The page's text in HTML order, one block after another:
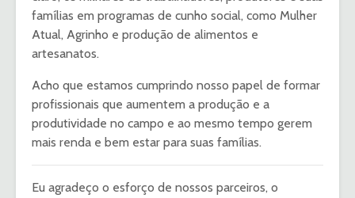
famílias em programas de cunho social, como Mulher
Atual, Agrinho e produção de alimentos e
artesanatos.
Acho que estamos cumprindo nosso papel de formar
profissionais que aumentem a produção e a
produtividade no campo e ao mesmo tempo gerem
mais renda e bem estar para suas famílias.
Eu agradeço o esforço de nossos parceiros, o